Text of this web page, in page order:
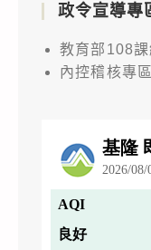
政令宣導專
教育部108課
內控稽核專區